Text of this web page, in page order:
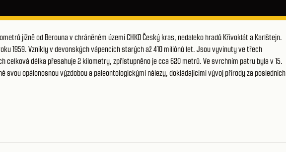
jižně od Berouna v chráněném území CHKO Český kras, nedaleko hradů Křivoklát a Karlštejn.
1959. Vznikly v devonských vápencích starých až 410 miliónů let. Jsou vyvinuty ve třech
celková délka přesahuje 2 kilometry, zpřístupněno je cca 620 metrů. Ve svrchním patru byla v 15.
svou opálonosnou výzdobou a paleontologickými nálezy, dokládajícími vývoj přírody za posledních